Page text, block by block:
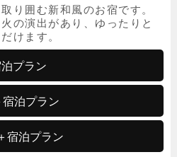
り囲む新和風のお宿です。
の演出があり、ゆったりと
けます。
プラン
泊プラン
宿泊プラン